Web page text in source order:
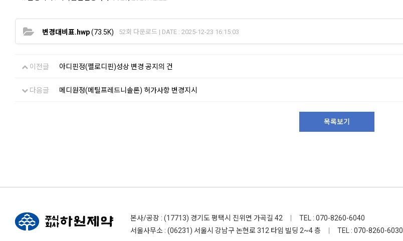
변경대비표.hwp(73.5K) 52회 다운로드 | DATE : 2025-12-23 16:15:03
이전글 아디핀정(펠로디핀)성상 변경 공지의 건
다음글 메디원정(메틸프레드니솔론) 허가사항 변경지시
목록보기
본사/공장 : (17713) 경기도 평택시 진위면 가곡길 42
TEL : 070-8260-6040
서울사무소 : (06231) 서울시 강남구 논현로 312 타임 빌딩 2~4 층
TEL : 070-8260-6030